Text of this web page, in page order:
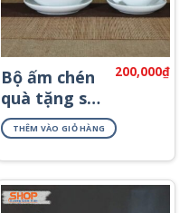
Bộ ấm chén
quà tặng sứ
trắng đẹp
ATK-09
200,000₫
THÊM VÀO GIỎ HÀNG